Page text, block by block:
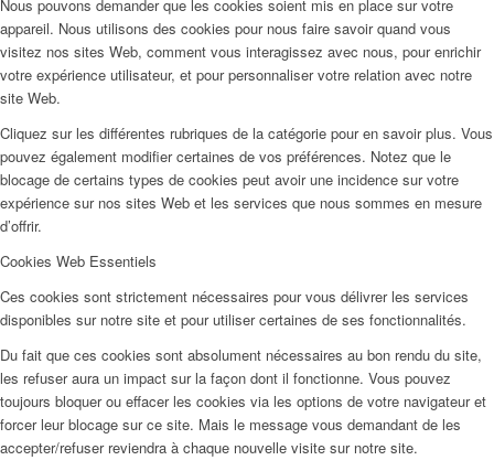
Nous pouvons demander que les cookies soient mis en place sur votre
appareil. Nous utilisons des cookies pour nous faire savoir quand vous
visitez nos sites Web, comment vous interagissez avec nous, pour enrichir
votre expérience utilisateur, et pour personnaliser votre relation avec notre
site Web.
Cliquez sur les différentes rubriques de la catégorie pour en savoir plus. Vous
pouvez également modifier certaines de vos préférences. Notez que le
blocage de certains types de cookies peut avoir une incidence sur votre
expérience sur nos sites Web et les services que nous sommes en mesure
d’offrir.
Cookies Web Essentiels
Ces cookies sont strictement nécessaires pour vous délivrer les services
disponibles sur notre site et pour utiliser certaines de ses fonctionnalités.
Du fait que ces cookies sont absolument nécessaires au bon rendu du site,
les refuser aura un impact sur la façon dont il fonctionne. Vous pouvez
toujours bloquer ou effacer les cookies via les options de votre navigateur et
forcer leur blocage sur ce site. Mais le message vous demandant de les
accepter/refuser reviendra à chaque nouvelle visite sur notre site.